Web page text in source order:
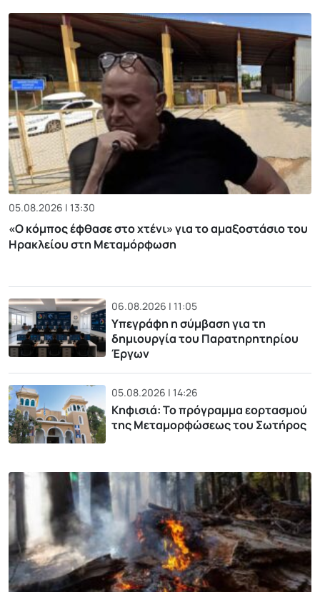
05.08.2026 | 13:30
«Ο κόμπος έφθασε στο χτένι» για το αμαξοστάσιο του
Ηρακλείου στη Μεταμόρφωση
06.08.2026 | 11:05
Υπεγράφη η σύμβαση για τη
δημιουργία του Παρατηρητηρίου
Έργων
05.08.2026 | 14:26
Κηφισιά: Το πρόγραμμα εορτασμού
της Μεταμορφώσεως του Σωτήρος